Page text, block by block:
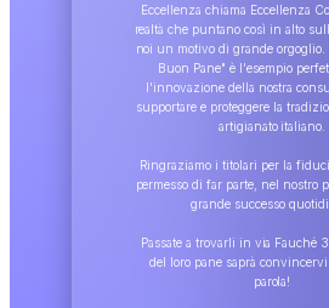
Eccellenza chiama Eccellenza
realtà che puntano così in alto
noi un motivo di grande orgoglio.
Buon Pane" è l'esempio
l'innovazione della nostra
supportare e proteggere la
artigianato italiano.
Ringraziamo i titolari per la
permesso di far parte, nel nostro
grande successo
Passate a trovarli in via Fauché
del loro pane saprà
parola!